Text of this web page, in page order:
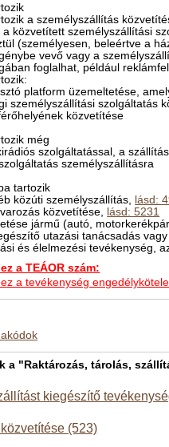
a személyszállítás
közvetített személyszállítási
(személyesen, beleértve a
vevő vagy a
foglalhat, például
platform üzemeltetése,
személyszállítási szolgáltatás
közvetítése
még
szolgáltatással, a
személyszállításra
tartozik
közúti személyszállítás, lásd:
közvetítése, lásd: 5231
jármű (autó,
utazási tanácsadás
és élelmezési tevékenység,
a TEÁOR szám:
a tevékenység
a "Raktározás, tárolás,
kiegészítő
(523)